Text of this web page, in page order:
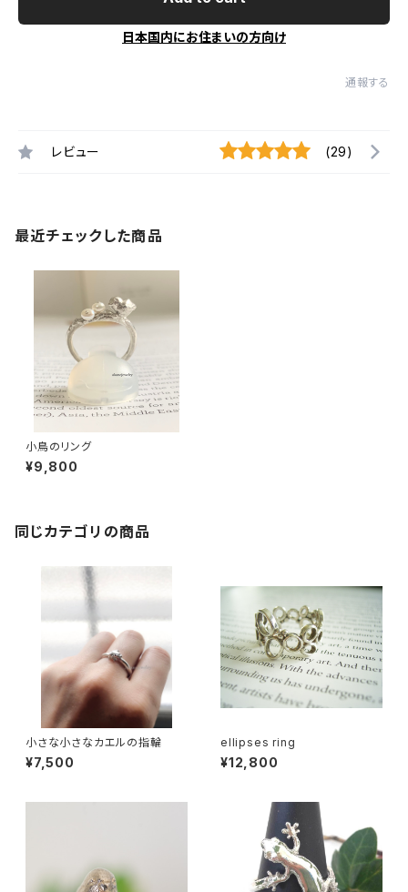
日本国内にお住まいの方向け
通報する
レビュー (29)
最近チェックした商品
小鳥のリング
¥9,800
同じカテゴリの商品
小さな小さなカエルの指輪
¥7,500
ellipses ring
¥12,800